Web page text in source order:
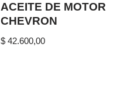
ACEITE DE MOTOR
CHEVRON
$ 42.600,00